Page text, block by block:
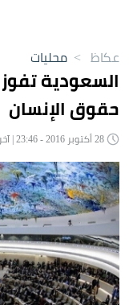
عكاظ > محليات
السعودية
حقوق الإنسان